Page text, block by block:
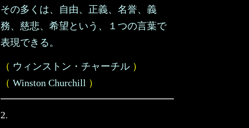
その多くは、自由、正義、名誉、義
務、慈悲、希望という、１つの言葉で
表現できる。
（ ウィンストン・チャーチル ）
（ Winston Churchill ）
2.